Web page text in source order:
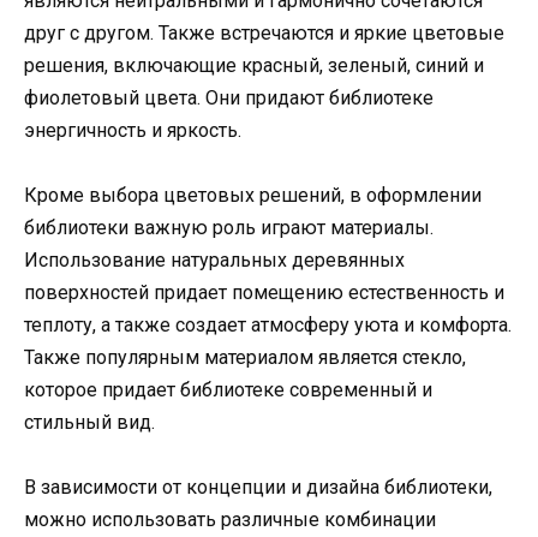
друг с другом. Также встречаются и яркие цветовые
решения, включающие красный, зеленый, синий и
фиолетовый цвета. Они придают библиотеке
энергичность и яркость.
Кроме выбора цветовых решений, в оформлении
библиотеки важную роль играют материалы.
Использование натуральных деревянных
поверхностей придает помещению естественность и
теплоту, а также создает атмосферу уюта и комфорта.
Также популярным материалом является стекло,
которое придает библиотеке современный и
стильный вид.
В зависимости от концепции и дизайна библиотеки,
можно использовать различные комбинации